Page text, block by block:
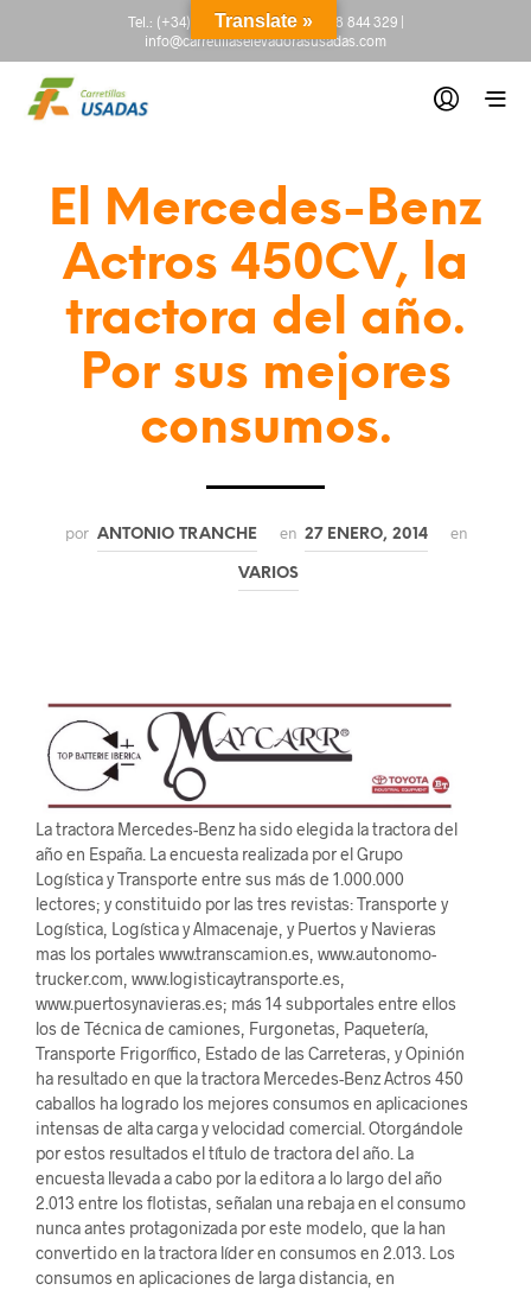
Tel.: (+34) 665 845 222-(+34) 918 844 329|
info@carretillaselevadorasusadas.com
El Mercedes-Benz
Actros 450CV, la
tractora del año.
Por sus mejores
consumos.
por ANTONIO TRANCHE en 27 ENERO, 2014 en
VARIOS
La tractora Mercedes-Benz ha sido elegida la tractora del
año en España. La encuesta realizada por el Grupo
Logística y Transporte entre sus más de 1.000.000
lectores; y constituido por las tres revistas: Transporte y
Logística, Logística y Almacenaje, y Puertos y Navieras
mas los portales www.transcamion.es, www.autonomo-
trucker.com, www.logisticaytransporte.es,
www.puertosynavieras.es; más 14 subportales entre ellos
los de Técnica de camiones, Furgonetas, Paquetería,
Transporte Frigorífico, Estado de las Carreteras, y Opinión
ha resultado en que la tractora Mercedes-Benz Actros 450
caballos ha logrado los mejores consumos en aplicaciones
intensas de alta carga y velocidad comercial. Otorgándole
por estos resultados el título de tractora del año. La
encuesta llevada a cabo por la editora a lo largo del año
2.013 entre los flotistas, señalan una rebaja en el consumo
nunca antes protagonizada por este modelo, que la han
convertido en la tractora líder en consumos en 2.013. Los
consumos en aplicaciones de larga distancia, en
Translate »